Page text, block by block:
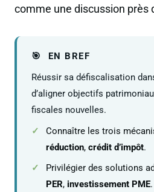
comme une discussion près
EN BREF
Réussir sa défiscalisation
d’aligner objectifs
fiscales nouvelles.
Connaître les trois
réduction, crédit d’impôt.
Privilégier des solutions
PER, investissement PME.